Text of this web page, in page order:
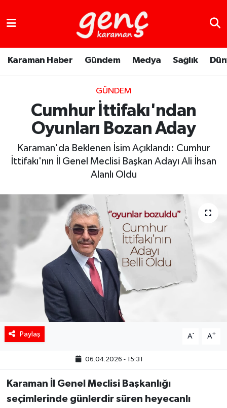
Karaman Haber Gündem Medya Sağlık
GÜNDEM
Cumhur İttifakı'ndan
Oyunları Bozan Aday
Karaman'da Beklenen İsim Açıklandı: Cumhur
İttifakı'nın İl Genel Meclisi Başkan Adayı Ali İhsan
Alanlı Oldu
Paylaş A- A+
06.04.2026 - 15:31
Karaman İl Genel Meclisi Başkanlığı
seçimlerinde günlerdir süren heyecanlı